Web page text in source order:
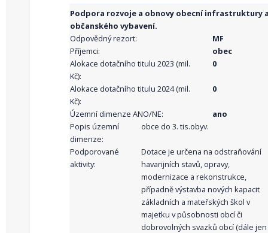
Podpora rozvoje a obnovy obecní infrastruktury
občanského vybavení.
Odpovědný rezort:
MF
Příjemci:
obec
Alokace dotačního titulu 2023 (mil.
Kč):
0
Alokace dotačního titulu 2024 (mil.
Kč):
0
Územní dimenze ANO/NE:
ano
Popis územní
dimenze:
obce do 3. tis.obyv.
Podporované
aktivity:
Dotace je určena na odstraňování
havarijních stavů, opravy,
modernizace a rekonstrukce,
případně výstavba nových kapacit
základních a mateřských škol v
majetku v působnosti obcí či
dobrovolných svazků obcí (dále jen